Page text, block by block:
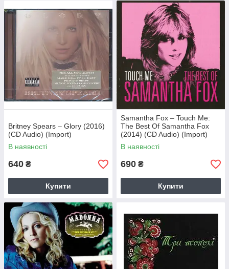
Britney Spears – Glory (2016)
(CD Audio) (Import)
В наявності
640 ₴
Купити
Samantha Fox – Touch Me:
The Best Of Samantha Fox
(2014) (CD Audio) (Import)
В наявності
690 ₴
Купити